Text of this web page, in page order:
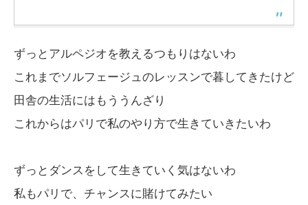
ずっとアルペジオを教えるつもりはないわ
これまでソルフェージュのレッスンで暮してきたけど
田舎の生活にはもううんざり
これからはパリで私のやり方で生きていきたいわ
ずっとダンスをして生きていく気はないわ
私もパリで、チャンスに賭けてみたい